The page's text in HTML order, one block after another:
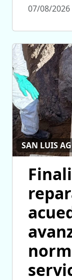
07/08/2026
SAN LUIS